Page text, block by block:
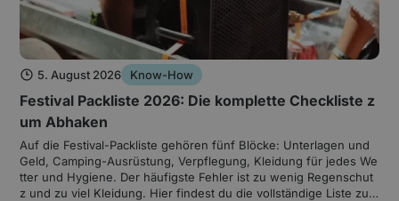
5. August 2026 Know-How
Festival Packliste 2026: Die komplette Checkliste z
um Abhaken
Auf die Festival-Packliste gehören fünf Blöcke: Unterlagen und
Geld, Camping-Ausrüstung, Verpflegung, Kleidung für jedes We
tter und Hygiene. Der häufigste Fehler ist zu wenig Regenschut
z und zu viel Kleidung. Hier findest du die vollständige Liste zum